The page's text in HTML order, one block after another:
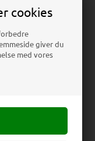
cookies
giver du
med vores
pakke og samles